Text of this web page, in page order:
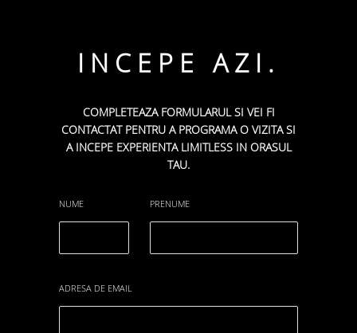
INCEPE AZI.
COMPLETEAZA FORMULARUL SI VEI FI
CONTACTAT PENTRU A PROGRAMA O VIZITA SI
A INCEPE EXPERIENTA LIMITLESS IN ORASUL
TAU.
NUME PRENUME
ADRESA DE EMAIL